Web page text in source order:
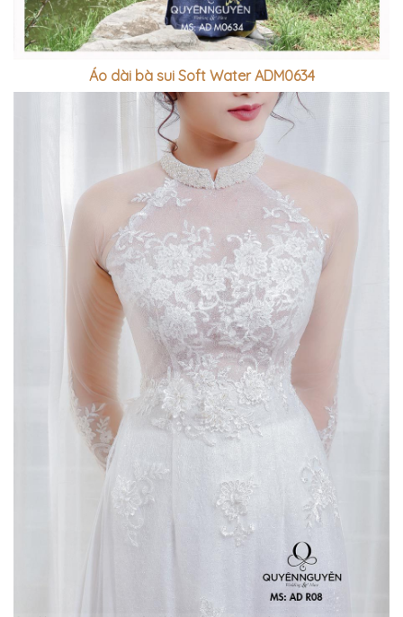
Áo dài bà sui Soft Water ADM0634